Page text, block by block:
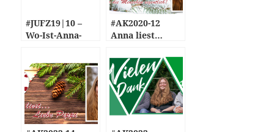
#JUFZ19|10 –
Wo-Ist-Anna-
#AK2020-12
Anna liest…
Menschen
eigentlich